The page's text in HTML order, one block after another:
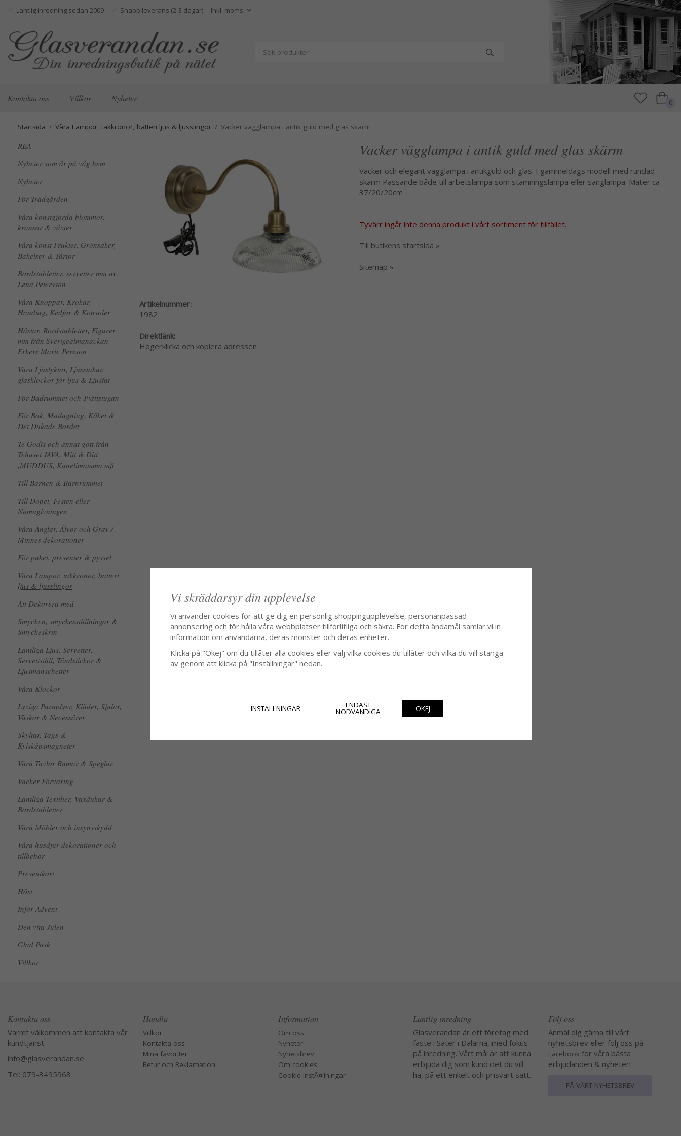
Lantlig inredning sedan 2009 Snabb leverans (2-3 dagar)
Kontakta oss Villkor Nyheter 0
Startsida / Våra Lampor, takkronor, batteri ljus & ljusslingor / Vacker vägglampa i antik guld med glas skärm
REA
Nyheter som är på väg hem
Nyheter
För Trädgården
Våra konstgjorda blommor,
kransar & växter
Våra konst Frukter, Grönsaker,
Bakelser & Tårtor
Bordstabletter, servetter mm av
Lena Petersson
Våra Knoppar, Krokar,
Handtag, Kedjor & Konsoler
Hästar, Bordstabletter, Figurer
mm från Sverigealmanackan
Erkers Marie Persson
Våra Ljuslyktor, Ljusstakar,
glasklockor för ljus & Ljusfat
För Badrummet och Tvättstugan
För Bak, Matlagning, Köket &
Det Dukade Bordet
Te Godis och annat gott från
Tehuset JAVA, Mitt & Ditt
,MUDDUS, Kanelimamma mfl
Till Barnen & Barnrummet
Till Dopet, Festen eller
Namngivningen
Våra Änglar, Älvor och Grav /
Minnes dekorationer
För paket, presenter & pyssel
Våra Lampor, takkronor, batteri
ljus & ljusslingor
Att Dekorera med
Smycken, smyckesställningar &
Smyckeskrin
Lantliga Ljus, Servetter,
Servettställ, Tändstickor &
Ljusmanschetter
Våra Klockor
Lyxiga Paraplyer, Kläder, Sjalar,
Väskor & Necessärer
Skyltar, Tags &
Kylskåpsmagneter
Våra Tavlor Ramar & Speglar
Vacker Förvaring
Lantliga Textilier, Vaxdukar &
Bordstabletter
Våra Möbler och insynsskydd
Våra husdjur dekorationer och
tillbehör
Presentkort
Höst
Inför Advent
Den vita Julen
Glad Påsk
Villkor
Vacker vägglampa i antik guld med glas skärm
Vacker och elegant vägglampa i antikguld och glas. I gammeldags modell med rundad
skärm Passande både till arbetslampa som stämningslampa eller sänglampa. Mäter ca
37/20/20cm
Tyvärr ingår inte denna produkt i vårt sortiment för tillfället.
Till butikens startsida »
Sitemap »
Artikelnummer:
1982
Direktlänk:
Högerklicka och kopiera adressen
Kontakta oss
Varmt välkommen att kontakta vår
kundtjänst.
info@glasverandan.se
Tel: 079-3495968
Handla
Villkor
Kontakta oss
Mina favoriter
Retur och Reklamation
Information
Om oss
Nyheter
Nyhetsbrev
Om cookies
Cookie instÃ¤llningar
Lantlig inredning
Glasverandan är ett företag med
fäste i Säter i Dalarna, med fokus
på inredning. Vårt mål är att kunna
erbjuda dig som kund det du vill
ha, på ett enkelt och prisvärt sätt.
Följ oss
Anmäl dig gärna till vårt
nyhetsbrev eller följ oss på
Facebook för våra bästa
erbjudanden & nyheter!
FÅ VÅRT NYHETSBREV
Vi skräddarsyr din upplevelse
Vi använder cookies för att ge dig en personlig shoppingupplevelse, personanpassad
annonsering och för hålla våra webbplatser tillförlitliga och säkra. För detta ändamål samlar vi in
information om användarna, deras mönster och deras enheter.
Klicka på "Okej" om du tillåter alla cookies eller välj vilka cookies du tillåter och vilka du vill stänga
av genom att klicka på "Inställningar" nedan.
INSTÄLLNINGAR ENDAST
NÖDVÄNDIGA OKEJ